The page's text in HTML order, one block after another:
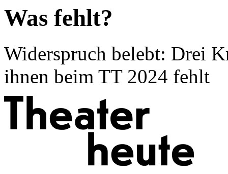
Was fehlt?
Widerspruch belebt: Drei
ihnen beim TT 2024 fehlt